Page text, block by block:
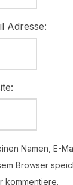
Adresse:
Namen, E-
Browser
kommentiere.